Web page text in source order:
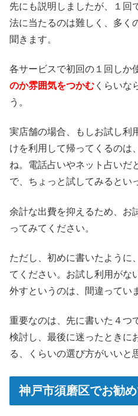
先にも説明しましたが、１回
法に当たるのは難しく、多く
聞きます。
各サービスで初回の１回しか
のか雰囲気をつかむ くらいな
う。
実店舗の場合、もしお試し利
けを利用して帰ってくるのは
ね。電話占いやネット占いだ
で、ちょっと試してみるとい
余計な出費を抑えるため、お
ってみてください。
ただし、初めに書いたように
てください。お試し利用がな
外すというのは、間違ってい
重要なのは、先に書いた４つ
検討し、最後に迷ったときに
る、くらいの選び方がいいと
神戸市須磨区でお勧